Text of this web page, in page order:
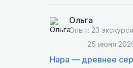
довольны нашим
Ольга
Опыт: 23
25 июня
Нара — древнее